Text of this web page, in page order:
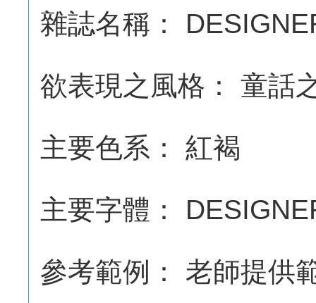
雜誌名稱：
欲表現之風格： 童話
主要色系： 紅褐
主要字體：
參考範例： 老師提供